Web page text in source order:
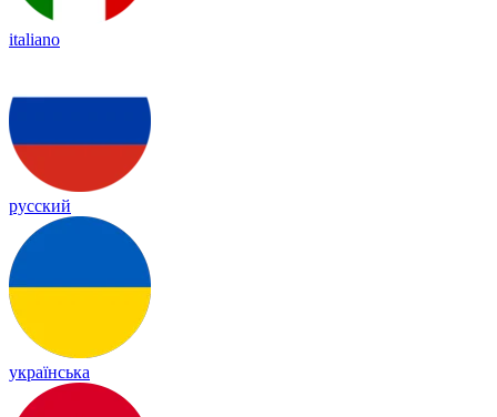
italiano
русский
українська